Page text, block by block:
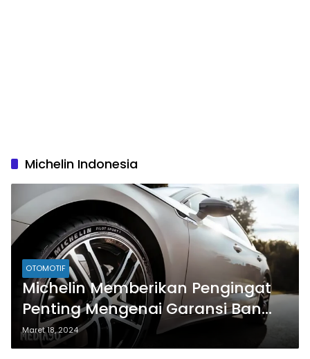
Michelin Indonesia
OTOMOTIF
Michelin Memberikan Pengingat
Penting Mengenai Garansi Ban
kepada Konsumen
Maret 18, 2024